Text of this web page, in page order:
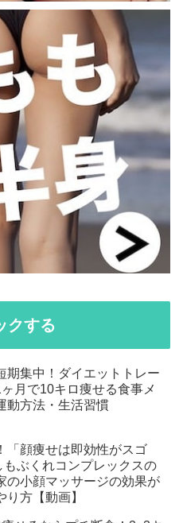
クする
期集中！ダイエットトレー
月で10キロ痩せる食事メ
動方法・生活習慣
「顔痩せは即効性がスゴ
もぶくれコンプレックスの
の小顔マッサージの効果が
り方【動画】